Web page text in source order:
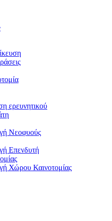
ερευνητικού
Νεοφυούς
Επενδυτή
Χώρου Καινοτομίας